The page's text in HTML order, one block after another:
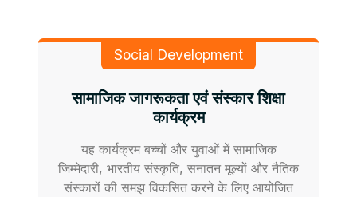
Social Development
सामाजिक जागरूकता एवं संस्कार शिक्षा
कार्यक्रम
यह कार्यक्रम बच्चों और युवाओं में सामाजिक
जिम्मेदारी, भारतीय संस्कृति, सनातन मूल्यों और नैतिक
संस्कारों की समझ विकसित करने के लिए आयोजित